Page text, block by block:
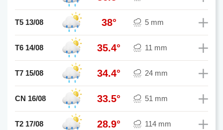
T5 13/08 38° 5 mm
T6 14/08 35.4° 11 mm
T7 15/08 34.4° 24 mm
CN 16/08 33.5° 51 mm
T2 17/08 28.9° 114 mm